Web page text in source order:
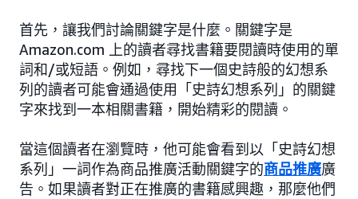
首先，讓我們討論關鍵字是什麼。關鍵字是
Amazon.com 上的讀者尋找書籍要閱讀時使用的單
詞和/或短語。例如，尋找下一個史詩般的幻想系
列的讀者可能會通過使用「史詩幻想系列」的關鍵
字來找到一本相關書籍，開始精彩的閱讀。
當這個讀者在瀏覽時，他可能會看到以「史詩幻想
系列」一詞作為商品推廣活動關鍵字的商品推廣廣
告。如果讀者對正在推廣的書籍感興趣，那麼他們